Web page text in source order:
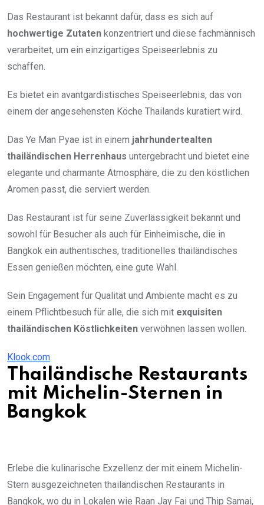
Das Restaurant ist bekannt dafür, dass es sich auf
hochwertige Zutaten konzentriert und diese fachmännisch
verarbeitet, um ein einzigartiges Speiseerlebnis zu
schaffen.
Es bietet ein avantgardistisches Speiseerlebnis, das von
einem der angesehensten Köche Thailands kuratiert wird.
Das Ye Man Pyae ist in einem jahrhundertealten
thailändischen Herrenhaus untergebracht und bietet eine
elegante und charmante Atmosphäre, die zu den köstlichen
Aromen passt, die serviert werden.
Das Restaurant ist für seine Zuverlässigkeit bekannt und
sowohl für Besucher als auch für Einheimische, die in
Bangkok ein authentisches, traditionelles thailändisches
Essen genießen möchten, eine gute Wahl.
Sein Engagement für Qualität und Ambiente macht es zu
einem Pflichtbesuch für alle, die sich mit exquisiten
thailändischen Köstlichkeiten verwöhnen lassen wollen.
Klook.com
Thailändische Restaurants
mit Michelin-Sternen in
Bangkok
Erlebe die kulinarische Exzellenz der mit einem Michelin-
Stern ausgezeichneten thailändischen Restaurants in
Bangkok, wo du in Lokalen wie Raan Jay Fai und Thip Samai,